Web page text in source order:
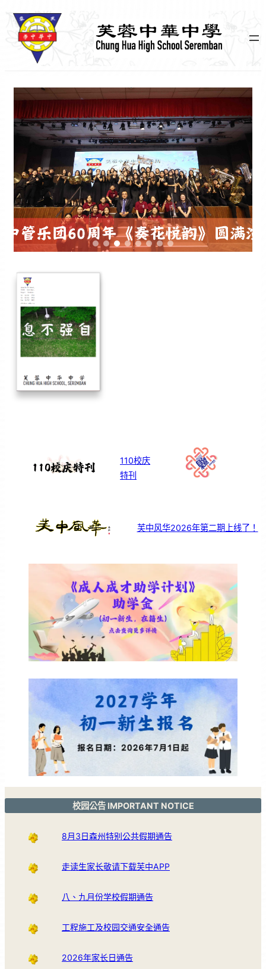
110校庆
特刊
芙中风华2026年第二期上线了！
校园公告 IMPORTANT NOTICE
8月3日森州特别公共假期通告
走读生家长敬请下载芙中APP
八、九月份学校假期通告
工程施工及校园交通安全通告
2026年家长日通告